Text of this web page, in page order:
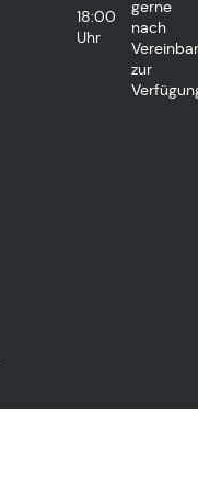
18:00
Uhr
gerne
nach
zur